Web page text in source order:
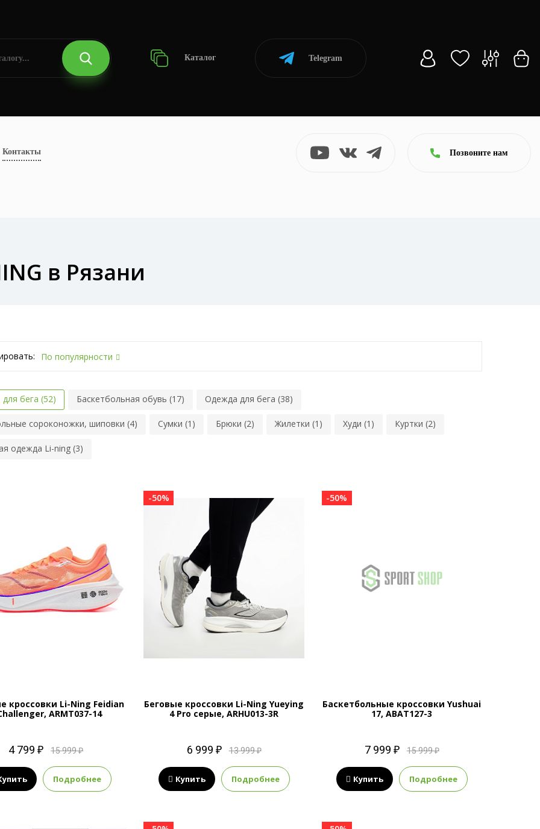
Каталог Telegram
Контакты Позвоните нам
в Рязани
По популярности
бега (52) Баскетбольная обувь (17) Одежда для бега (38)
сороконожки, шиповки (4) Сумки (1) Брюки (2) Жилетки (1) Худи (1) Куртки (2)
одежда Li-ning (3)
кроссовки Li-Ning Feidian
ARMT037-14
4 799 ₽ 15 999 ₽
Подробнее
-50%
Беговые кроссовки Li-Ning Yueying
4 Pro серые, ARHU013-3R
6 999 ₽ 13 999 ₽
Купить Подробнее
-50%
Баскетбольные кроссовки Yushuai
17, ABAT127-3
7 999 ₽ 15 999 ₽
Купить Подробнее